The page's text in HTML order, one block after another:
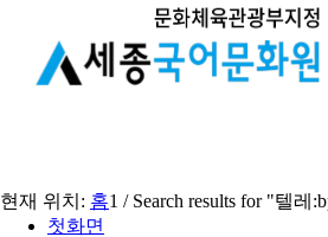
첫화면
현재 위치: 홈1 / Search results for "텔